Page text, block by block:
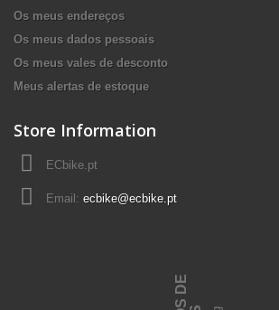
Os meus endereços
Os meus dados pessoais
Os meus vales de desconto
Meus alertas de estoque
Store Information
ECbike.pt
Email: ecbike@ecbike.pt